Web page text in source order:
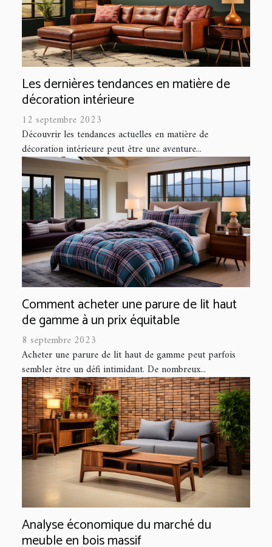
Les dernières tendances en matière de
décoration intérieure
12 septembre 2023
Découvrir les tendances actuelles en matière de
décoration intérieure peut être une aventure...
Comment acheter une parure de lit haut
de gamme à un prix équitable
8 septembre 2023
Acheter une parure de lit haut de gamme peut parfois
sembler être un défi intimidant. De nombreux...
Analyse économique du marché du
meuble en bois massif